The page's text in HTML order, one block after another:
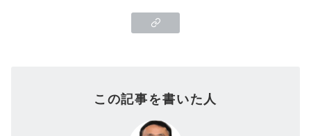
この記事を書いた人